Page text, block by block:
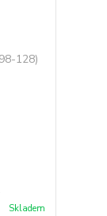
Skladem